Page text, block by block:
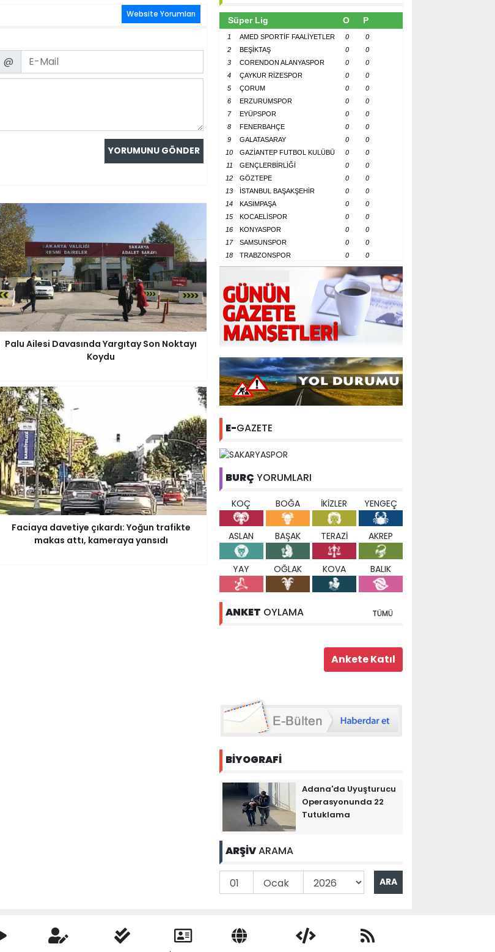
Website Yorumları
Email
@
Palu Ailesi Davasında Yargıtay Son Noktayı
Koydu
Faciaya davetiye çıkardı: Yoğun trafikte
makas attı, kameraya yansıdı
Süper Lig O P
1 AMED SPORTİF FAALİYETLER 0
0
2
BEŞİKTAŞ 0
0
3
CORENDON ALANYASPOR 0
0
4
ÇAYKUR RİZESPOR 0
0
5
ÇORUM 0
0
6
ERZURUMSPOR 0
0
7
EYÜPSPOR 0
0
8
FENERBAHÇE 0
0
9
GALATASARAY 0
0
10
GAZİANTEP FUTBOL KULÜBÜ 0
0
11
GENÇLERBİRLİĞİ 0
0
12
GÖZTEPE 0
0
13
İSTANBUL BAŞAKŞEHİR 0
0
14
KASIMPAŞA 0
0
15
KOCAELİSPOR 0
0
16
KONYASPOR 0
0
17
SAMSUNSPOR 0
0
18
TRABZONSPOR 0 0
E-GAZETE
BURÇ YORUMLARI
KOÇ BOĞA İKİZLER YENGEÇ
ASLAN BAŞAK TERAZİ AKREP
YAY OĞLAK KOVA BALIK
ANKET OYLAMA TÜMÜ
BİYOGRAFİ
Adana'da Uyuşturucu
Operasyonunda 22
Tutuklama
ARŞİVARAMA